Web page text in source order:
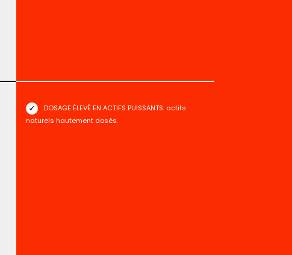
DOSAGE ÉLEVÉ EN ACTIFS PUISSANTS: actifs
naturels hautement dosés.